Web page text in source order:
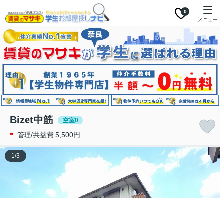
0
メニュー
Bizet中筋 空室0
- 管理/共益費 5,500円
1/3